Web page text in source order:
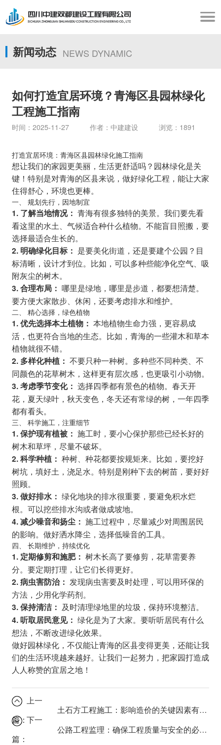
新闻动态 NEWS DYNAMIC
如何打造宜居环境？青海区县园林绿化
工程施工指南
时间：2025-11-27 作者：中建建设 浏览：1891
打造宜居环境：青海区县园林绿化施工指南
想让我们的家园更美丽，生活更舒适吗？园林绿化是关
键！特别是对青海的区县来说，做好绿化工程，能让大家
住得舒心，环境也更棒。
一、 规划先行，因地制宜
1. 了解当地情况： 青海有很多独特的美景。我们要先看
看这里的水土、气候适合种什么植物。不能盲目照搬，要
选择最适合生长的。
2. 明确绿化目标： 是要美化街道，还是要建个公园？目
标清晰，设计才到位。比如，可以多种些能净化空气、吸
附灰尘的树木。
3. 合理布局： 哪里是绿地，哪里是步道，都要想清楚。
要方便大家散步、休闲，还要考虑排水和维护。
二、 精心选择，绿色植物
1. 优先选择本土植物： 本地植物生命力强，更容易成
活，也更符合当地的生态。比如，青海的一些灌木和草本
植物就很不错。
2. 多样化种植： 不要只种一种树。多种些不同种类、不
同颜色的花草树木，这样更有层次感，也更吸引小动物。
3. 考虑季节变化： 选择四季都有景色的植物。春天开
花，夏天绿叶，秋天变色，冬天还有常绿的树，一年四季
都有看头。
三、 科学施工，注重细节
1. 保护现有植被： 施工时，要小心保护那些已经长好的
树木和草坪，尽量不破坏。
2. 科学种植： 种树、种花都要按规矩来。比如，要挖好
树坑，填好土，浇足水。特别是刚种下去的树苗，要好好
照顾。
3. 做好排水： 绿化地块的排水很重要，要避免积水烂
根。可以挖些排水沟或者做成坡地。
4. 减少噪音和扬尘： 施工过程中，尽量减少对周围居民
的影响。做好洒水降尘，选择低噪音的工具。
四、 长期维护，持续优化
1. 定期修剪和施肥： 树木长高了要修剪，花草需要养
分。要定期打理，让它们长得更好。
2. 病虫害防治： 发现病虫害要及时处理，可以用环保的
方法，少用化学药剂。
3. 保持清洁： 及时清理绿地里的垃圾，保持环境整洁。
4. 听取居民意见： 绿化是为了大家。要听听居民有什么
想法，不断改进绿化效果。
做好园林绿化，不仅能让青海的区县变得更美，还能让我
们的生活环境越来越好。让我们一起努力，把家园打造成
人人称赞的宜居之地！
上一
篇：
土石方工程施工：影响造价的关键因素有哪些？
下一
篇：
公路工程监理：确保工程质量与安全的必备知识